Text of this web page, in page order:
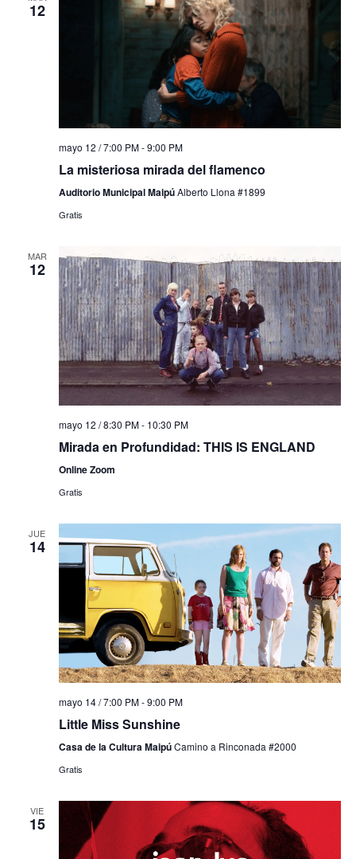
12
mayo 12 / 7:00 PM-9:00 PM
La misteriosa mirada del flamenco
Auditorio Municipal MaipúAlberto Llona #1899
Gratis
MAR
12
mayo 12 / 8:30 PM- 10:30 PM
Mirada en Profundidad: THIS IS ENGLAND
Online Zoom
Gratis
JUE
14
mayo 14 / 7:00 PM-9:00 PM
Little Miss Sunshine
Casa de la Cultura MaipúCamino a Rinconada #2000
Gratis
VIE
15